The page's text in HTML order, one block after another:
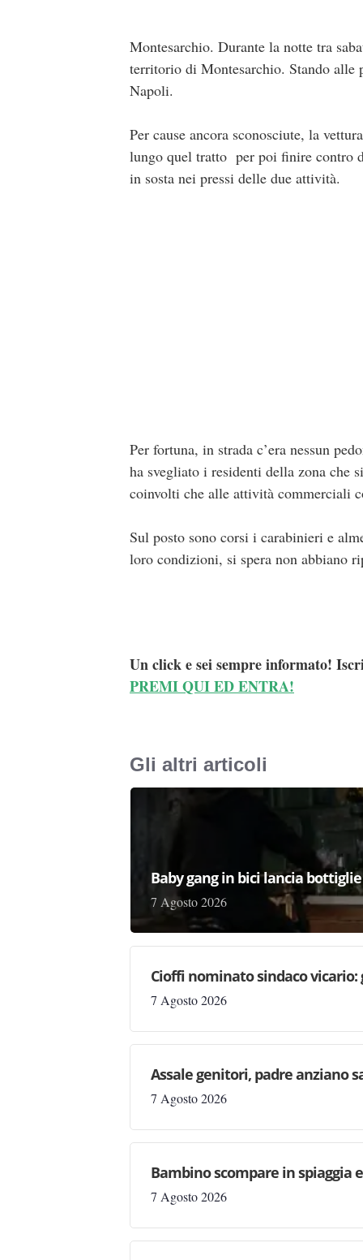
Montesarchio. Durante la notte tra
territorio di Montesarchio. Stando alle
Napoli.
Per cause ancora sconosciute, la
lungo quel tratto per poi finire contro
in sosta nei pressi delle due attività.
Per fortuna, in strada c’era nessun
ha svegliato i residenti della zona che
coinvolti che alle attività commerciali
Sul posto sono corsi i carabinieri e
loro condizioni, si spera non abbiano
Un click e sei sempre informato!
PREMI QUI ED ENTRA!
Gli altri articoli
Baby gang in bici lancia
7 Agosto 2026
Cioffi nominato sindaco
7 Agosto 2026
Assale genitori, padre anziano
7 Agosto 2026
Bambino scompare in spiaggia
7 Agosto 2026